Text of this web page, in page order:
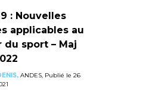
: Nouvelles
applicables au
du sport – Maj
ANDES, Publié le 26